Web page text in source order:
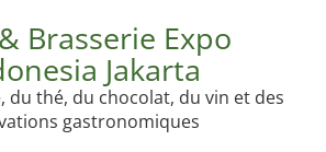
Brasserie Expo
Jakarta
du thé, du chocolat, du vin et des
gastronomiques